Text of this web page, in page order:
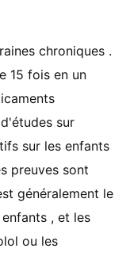
chroniques .
15 fois en un
sur
sur les enfants
preuves sont
généralement le
, et les
ou les